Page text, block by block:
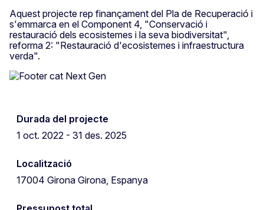
Aquest projecte rep finançament del Pla de Recuperació i
s'emmarca en el Component 4, "Conservació i
restauració dels ecosistemes i la seva biodiversitat",
reforma 2: "Restauració d'ecosistemes i infraestructura
verda".
Durada del projecte
1 oct. 2022 - 31 des. 2025
Localització
17004 Girona Girona, Espanya